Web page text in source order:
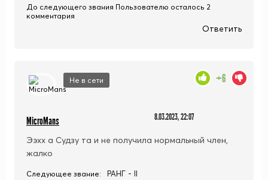
До следующего звания Пользователю осталось 2
комментария
Ответить
Не в сети
MicroMans 8.03.2023, 22:07
Ээхх а Судзу та и не получила нормальный член,
жалко
+6
Следующее звание: РАНГ - II